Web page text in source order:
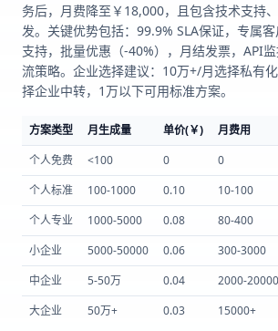
务后，月费降至￥18,000，且包含技术支持
发。关键优势包括：99.9% SLA保证，专属
支持，批量优惠（-40%），月结发票，API
流策略。企业选择建议：10万+/月选择私有
择企业中转，1万以下可用标准方案。
方案类型 月生成量 单价(￥) 月费用
个人免费
<100 0 0
个人标准
100-1000 0.10 10-100
个人专业
1000-5000 0.08 80-400
小企业
5000-50000 0.06 300-3000
中企业
5-50万 0.04 2000-20000
大企业
50万+ 0.03 15000+